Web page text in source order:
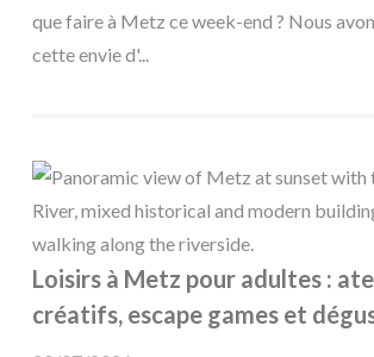
que faire à Metz ce week-end ? Nous
cette envie d'...
Loisirs à Metz pour adultes :
créatifs, escape games et